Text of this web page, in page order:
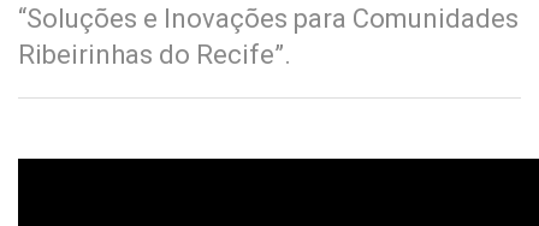
“Soluções e Inovações para Comunidades
Ribeirinhas do Recife”.